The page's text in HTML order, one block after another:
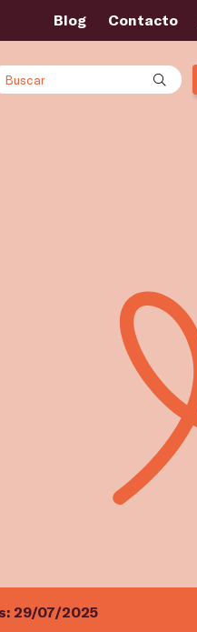
Blog Contacto
29/07/2025